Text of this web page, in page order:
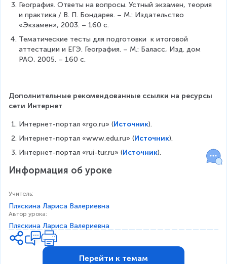
География. Ответы на вопросы. Устный экзамен, теория
и практика / В. П. Бондарев. – М.: Издательство
«Экзамен», 2003. – 160 с.
Тематические тесты для подготовки  к итоговой
аттестации и ЕГЭ. География. – М.: Баласс, Изд. дом
РАО, 2005. – 160 с.
Дополнительные рекомендованные ссылки на ресурсы
сети Интернет
Интернет-портал «rgo.ru» (Источник).
Интернет-портал «www.edu.ru» (Источник).
Интернет-портал «rui-tur.ru» (Источник).
Информация об уроке
Учитель:
Пляскина Лариса Валериевна
Автор урока:
Пляскина Лариса Валериевна
Перейти к темам